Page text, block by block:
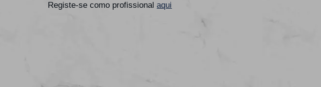
Registe-se como profissionalaqui